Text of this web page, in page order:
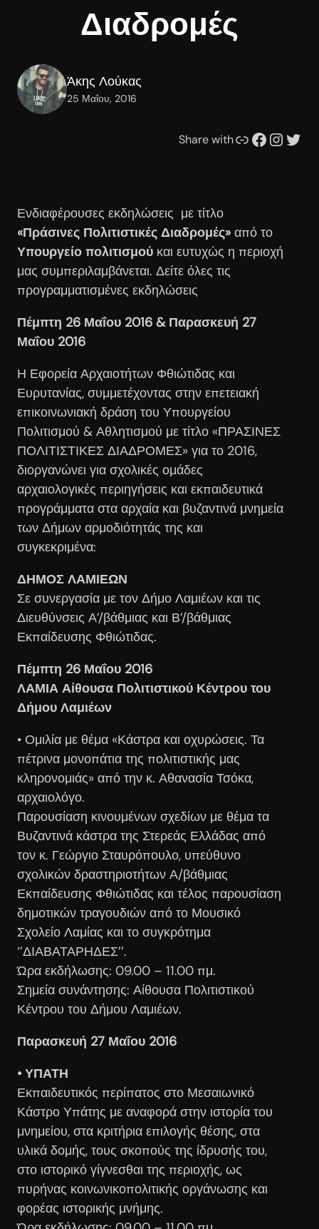
Διαδρομές
Άκης Λούκας
25 Μαΐου, 2016
Share withΣυνδέσμου Facebook Instagram Twitter
Ενδιαφέρουσες εκδηλώσεις με τίτλο
«Πράσινες Πολιτιστικές Διαδρομές» από το
Υπουργείο πολιτισμού και ευτυχώς η περιοχή
μας συμπεριλαμβάνεται. Δείτε όλες τις
προγραμματισμένες εκδηλώσεις
Πέμπτη 26 Μαΐου 2016 & Παρασκευή 27
Μαΐου 2016
Η Εφορεία Αρχαιοτήτων Φθιώτιδας και
Ευρυτανίας, συμμετέχοντας στην επετειακή
επικοινωνιακή δράση του Υπουργείου
Πολιτισμού & Αθλητισμού με τίτλο «ΠΡΑΣΙΝΕΣ
ΠΟΛΙΤΙΣΤΙΚΕΣ ΔΙΑΔΡΟΜΕΣ» για το 2016,
διοργανώνει για σχολικές ομάδες
αρχαιολογικές περιηγήσεις και εκπαιδευτικά
προγράμματα στα αρχαία και βυζαντινά μνημεία
των Δήμων αρμοδιότητάς της και
συγκεκριμένα:
ΔΗΜΟΣ ΛΑΜΙΕΩΝ
Σε συνεργασία με τον Δήμο Λαμιέων και τις
Διευθύνσεις Α’/βάθμιας και Β’/βάθμιας
Εκπαίδευσης Φθιώτιδας.
Πέμπτη 26 Μαΐου 2016
ΛΑΜΙΑ Αίθουσα Πολιτιστικού Κέντρου του
Δήμου Λαμιέων
• Ομιλία με θέμα «Κάστρα και οχυρώσεις. Τα
πέτρινα μονοπάτια της πολιτιστικής μας
κληρονομιάς» από την κ. Αθανασία Τσόκα,
αρχαιολόγο.
Παρουσίαση κινουμένων σχεδίων με θέμα τα
Βυζαντινά κάστρα της Στερεάς Ελλάδας από
τον κ. Γεώργιο Σταυρόπουλο, υπεύθυνο
σχολικών δραστηριοτήτων Α/βάθμιας
Εκπαίδευσης Φθιώτιδας και τέλος παρουσίαση
δημοτικών τραγουδιών από το Μουσικό
Σχολείο Λαμίας και το συγκρότημα
‘’ΔΙΑΒΑΤΑΡΗΔΕΣ’’.
Ώρα εκδήλωσης: 09.00 – 11.00 πμ.
Σημεία συνάντησης: Αίθουσα Πολιτιστικού
Κέντρου του Δήμου Λαμιέων.
Παρασκευή 27 Μαΐου 2016
• ΥΠΑΤΗ
Εκπαιδευτικός περίπατος στο Μεσαιωνικό
Κάστρο Υπάτης με αναφορά στην ιστορία του
μνημείου, στα κριτήρια επιλογής θέσης, στα
υλικά δομής, τους σκοπούς της ίδρυσής του,
στο ιστορικό γίγνεσθαι της περιοχής, ως
πυρήνας κοινωνικοπολιτικής οργάνωσης και
φορέας ιστορικής μνήμης.